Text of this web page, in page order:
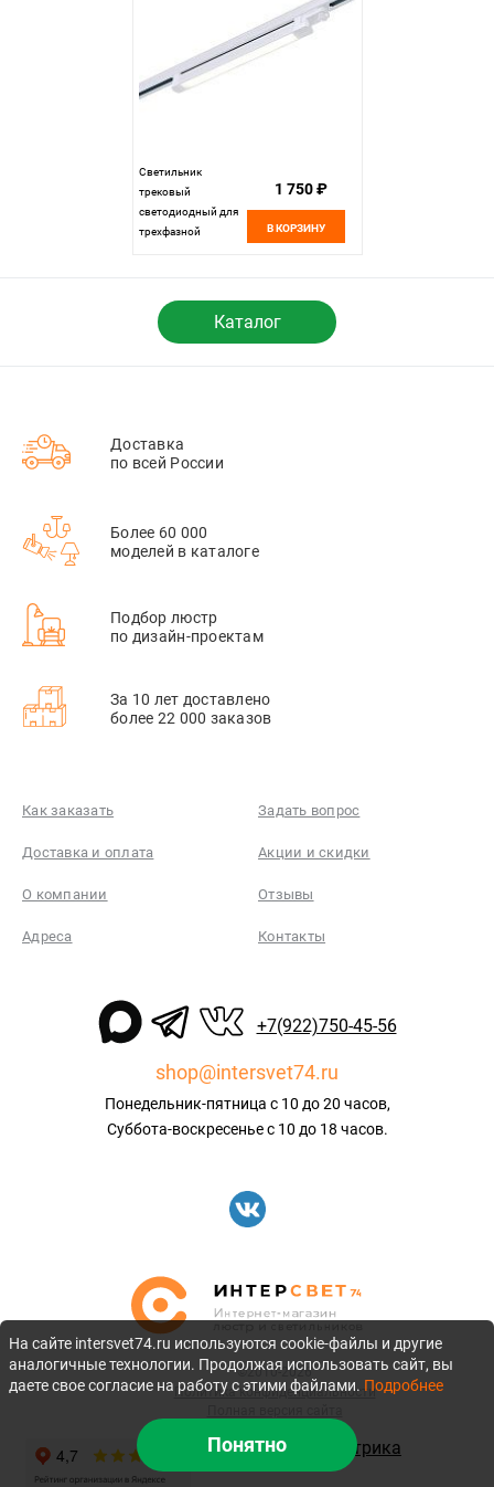
Светильник
трековый
светодиодный для
трехфазной
ST663.546.10
белый
1 750 ₽
В КОРЗИНУ
Каталог
Доставка
по всей России
Более 60 000
моделей в каталоге
Подбор люстр
по дизайн-проектам
За 10 лет доставлено
более 22 000 заказов
Как заказать Задать вопрос
Доставка и оплата Акции и скидки
О компании Отзывы
Адреса Контакты
+7(922)750-45-56
shop@intersvet74.ru
Понедельник-пятница с 10 до 20 часов,
Суббота-воскресенье с 10 до 18 часов.
©2010-2026
Политика конфиденциальности
На сайте intersvet74.ru используются cookie-файлы и другие
аналогичные технологии. Продолжая использовать сайт, вы
даете свое согласие на работу с этими файлами. Подробнее
Понятно